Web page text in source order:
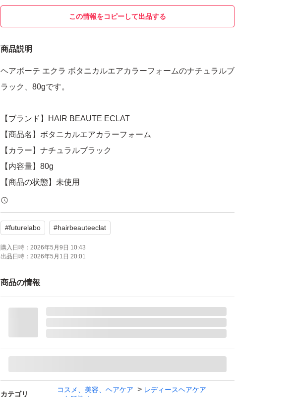
この情報をコピーして出品する
商品説明
ヘアボーテ エクラ ボタニカルエアカラーフォームのナチュラルブ
ラック、80gです。
【ブランド】HAIR BEAUTE ECLAT
【商品名】ボタニカルエアカラーフォーム
【カラー】ナチュラルブラック
【内容量】80g
【商品の状態】未使用
中身の確認で外箱開封していますが、未使用品になります。よろ
しくお願いいたします。
#futurelabo #hairbeauteeclat
購入日時： 2026年5月9日 10:43
出品日時： 2026年5月1日 20:01
商品の情報
カテゴリ
コスメ、美容、ヘアケア
レディースヘアケア